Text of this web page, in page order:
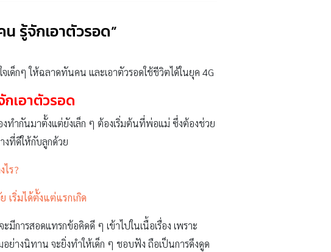
รู้จักเอาตัวรอด”
กๆ ให้ฉลาดทันคน และเอาตัวรอดใช้ชีวิตได้ในยุค 4G
เอาตัวรอด
ทำกันมาตั้งแต่ยังเล็ก ๆ ต้องเริ่มต้นที่พ่อแม่ ซึ่งต้องช่วย
ที่ดีให้กับลูกด้วย
ร?
ริ่มได้ตั้งแต่แรกเกิด
ารสอดแทรกข้อคิดดี ๆ เข้าไปในเนื้อเรื่อง เพราะ
อย่างนิทาน จะยิ่งทำให้เด็ก ๆ ชอบฟัง ถือเป็นการดึงดูด